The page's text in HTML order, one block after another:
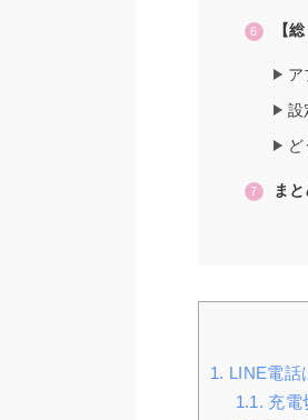
【
ア
設
ま
1. LINE電話
1.1. 充電